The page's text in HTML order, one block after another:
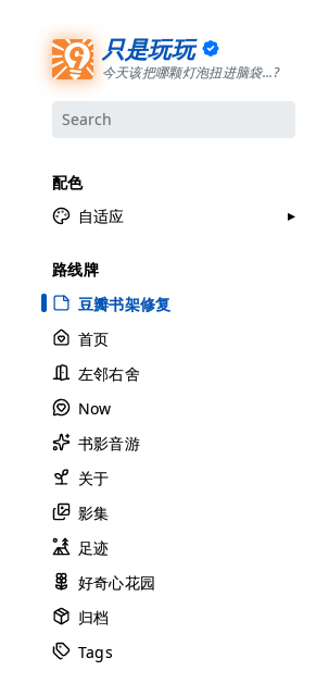
只是玩玩
今天该把哪颗灯泡扭进脑袋...?
配色
自适应
极夜黑
雅余黄
昱行粉
她的蓝
莫比乌斯
香草绿
自适应
路线牌
豆瓣书架修复
首页
左邻右舍
Now
书影音游
关于
影集
足迹
好奇心花园
归档
Tags